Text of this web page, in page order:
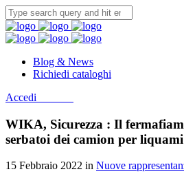
Blog & News
Richiedi cataloghi
Accedi
WIKA, Sicurezza : Il
serbatoi dei camion per liquami
15 Febbraio 2022 in Nuove